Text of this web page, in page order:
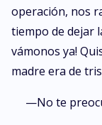
operación, nos
tiempo de dejar
vámonos ya!
madre era de
—No te